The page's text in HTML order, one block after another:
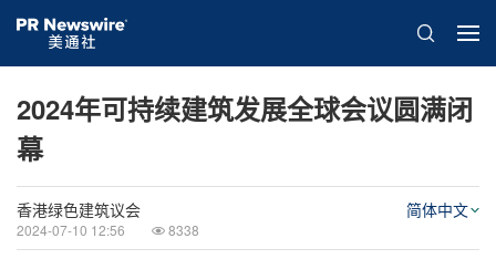
2024年可持续建筑发展全球会议圆满闭
幕
香港绿色建筑议会
2024-07-10 12:56 8338
简体中文